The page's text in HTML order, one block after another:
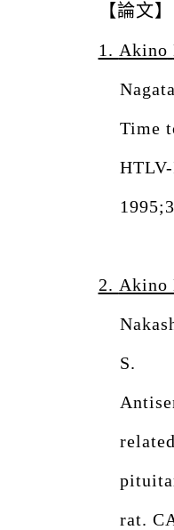
【論文】
1. Akino
Time
1995;
2. Akino
S.
rat.